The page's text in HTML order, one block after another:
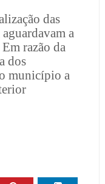
das
a
razão da
dos
município a